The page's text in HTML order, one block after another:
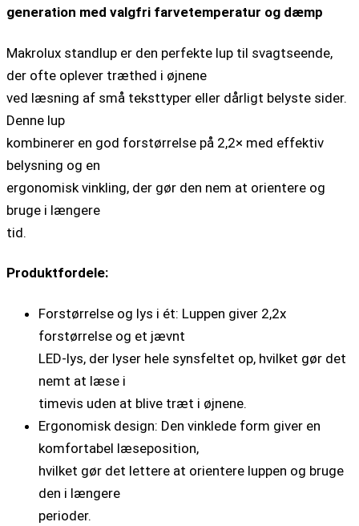
generation med valgfri farvetemperatur og dæmp
Makrolux standlup er den perfekte lup til svagtseende,
der ofte oplever træthed i øjnene
ved læsning af små teksttyper eller dårligt belyste sider.
Denne lup
kombinerer en god forstørrelse på 2,2× med effektiv
belysning og en
ergonomisk vinkling, der gør den nem at orientere og
bruge i længere
tid.
Produktfordele:
Forstørrelse og lys i ét: Luppen giver 2,2x
forstørrelse og et jævnt
LED-lys, der lyser hele synsfeltet op, hvilket gør det
nemt at læse i
timevis uden at blive træt i øjnene.
Ergonomisk design: Den vinklede form giver en
komfortabel læseposition,
hvilket gør det lettere at orientere luppen og bruge
den i længere
perioder.